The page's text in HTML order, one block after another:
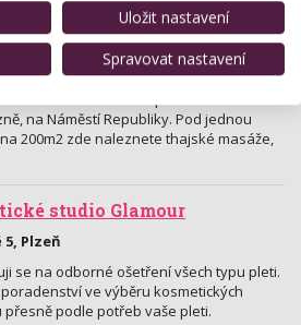
14A, Plzeň
na Náměstí Republiky. Pod jednou
200m2 zde naleznete thajské masáže,
studio Glamour
5, Plzeň
se na odborné ošetření všech typu pleti.
ve výběru kosmetických
podle potřeb vaše pleti.
Uložit nastavení
Spravovat nastavení